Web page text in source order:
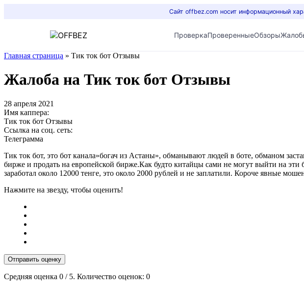
Сайт offbez.com носит информационный
ПроверкаПроверенныеОбзоры
Главная страница » Тик ток бот Отзывы
Жалоба на Тик ток бот Отзывы
28 апреля 2021
Имя каппера:
Тик ток бот Отзывы
Ссылка на соц. сеть:
Телеграмма
Тик ток бот, это бот канала»богач из Астаны», обманывают людей в боте, обманом
бирже и продать на европейской бирже.Как будто китайцы сами не могут выйти на
заработал около 12000 тенге, это около 2000 рублей и не заплатили. Короче явные
Нажмите на звезду, чтобы оценить!
Отправить оценку
Средняя оценка 0 / 5. Количество оценок: 0